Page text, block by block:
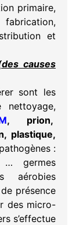
primaire,
et
causes
sont les
, prion,
plastique,
:
… germes
aérobies
présence
des micro-
s’effectue